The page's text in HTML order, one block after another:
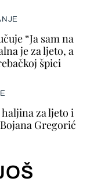
“Ja sam na
je za ljeto, a
špici
haljina za ljeto i
Gregorić